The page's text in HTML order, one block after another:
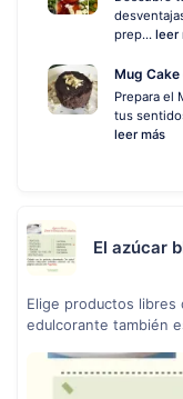
prep... leer
Mug Cake
Prepara el
tus
leer más
El azúcar
Elige productos libres
edulcorante también